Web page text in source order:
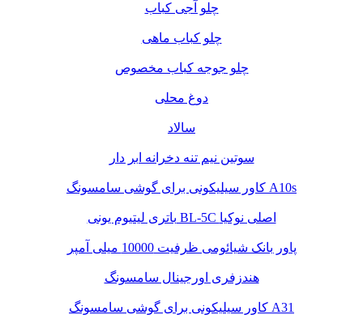
چلو آجی کباب
چلو کباب ماهی
چلو جوجه کباب مخصوص
دوغ محلی
سالاد
سوتین نیم تنه دخرانه ابر دار
کاور سیلیکونی برای گوشی سامسونگ A10s
باتری لیتیوم یونی BL-5C اصلی نوکیا
پاور بانک شیائومی ظرفیت 10000 میلی آمپر
هندزفری اورجینال سامسونگ
کاور سیلیکونی برای گوشی سامسونگ A31